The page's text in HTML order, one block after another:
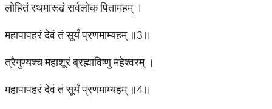
लोहितं रथमारूढं सर्वलोक पितामहम् ।
महापापहरं देवं तं सूर्यं प्रणमाम्यहम् ॥3॥
त्रैगुण्यश्च महाशूरं ब्रह्माविष्णु महेश्वरम् ।
महापापहरं देवं तं सूर्यं प्रणमाम्यहम् ॥4॥